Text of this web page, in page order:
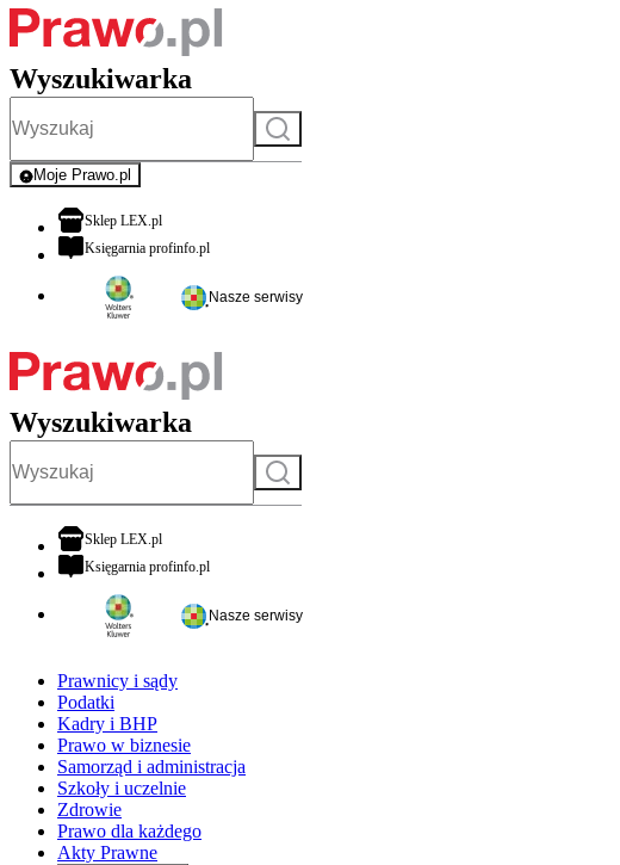
Wyszukiwarka
Szukaj
Moje Prawo.pl
- rejestracja i logowanie do serwisu
Sklep LEX.plotwiera się w nowej karcie
Księgarnia profinfo.plotwiera się w nowej karcie
Nasze serwisy
Wyszukiwarka
Szukaj
Sklep LEX.plotwiera się w nowej karcie
Księgarnia profinfo.plotwiera się w nowej karcie
Nasze serwisy
Prawnicy i sądy
Podatki
Kadry i BHP
Prawo w biznesie
Samorząd i administracja
Szkoły i uczelnie
Zdrowie
Prawo dla każdego
Akty Prawne